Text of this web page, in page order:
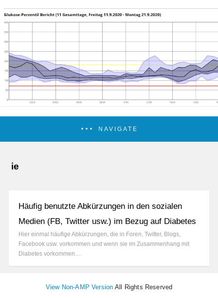
NAVIGATE
ie
Häufig benutzte Abkürzungen in den sozialen
Medien (FB, Twitter usw.) im Bezug auf Diabetes
Hier einmal häufige Abkürzungen, die in Foren, Twitter, Blogs,
Facebook usw. vorkommen und wenn sie im Zusammenhang mit
Diabetes vorkommen.…
View Non-AMP Version All Rights Reserved